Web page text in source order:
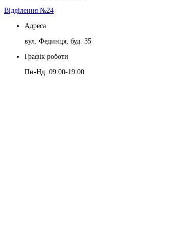
Відділення №24
Адреса
вул. Фединця, буд. 35
Графік роботи
Пн-Нд: 09:00-19:00